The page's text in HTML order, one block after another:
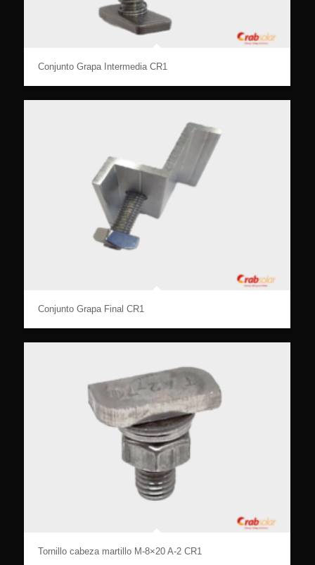
Conjunto Grapa Intermedia CR1
Conjunto Grapa Final CR1
Tornillo cabeza martillo M-8×20 A-2 CR1